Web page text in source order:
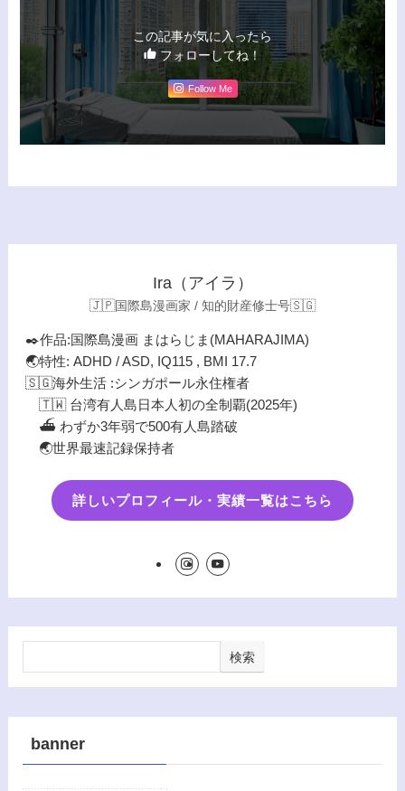
この記事が気に入ったら
フォローしてね！
Follow Me
Ira（アイラ）
🇯🇵国際島漫画家 / 知的財産修士号🇸🇬
✒️作品:国際島漫画 まはらじま(MAHARAJIMA)
🌏特性: ADHD / ASD, IQ115 , BMI 17.7
🇸🇬海外生活 :シンガポール永住権者
🇹🇼 台湾有人島日本人初の全制覇(2025年)
⛴️ わずか3年弱で500有人島踏破
🌏世界最速記録保持者
詳しいプロフィール・実績一覧はこちら
検索
banner